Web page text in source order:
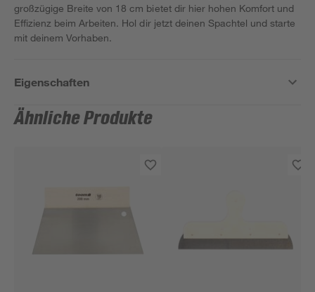
großzügige Breite von 18 cm bietet dir hier hohen Komfort und
Effizienz beim Arbeiten. Hol dir jetzt deinen Spachtel und starte
mit deinem Vorhaben.
Eigenschaften
Ähnliche Produkte